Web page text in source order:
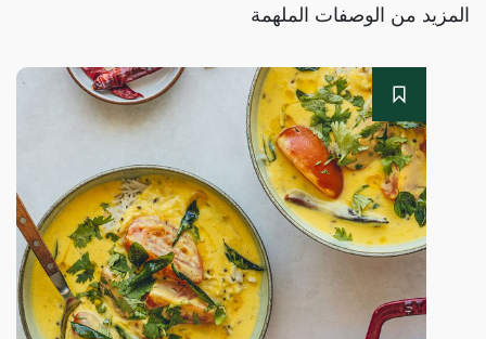
المزيد من الوصفات الملهمة